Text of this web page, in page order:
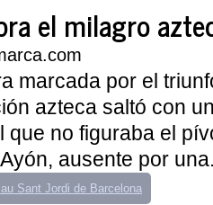
el milagro
marcada por el
azteca saltó con
que no figuraba el
ausente por
Sant Jordi de Barcelona